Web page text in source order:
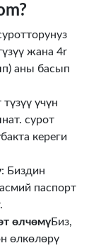
жана 4r
аны басып
үчүн
сурот
кереги
: Биздин
паспорт
өлчөмүБиз,
өлкөлөрү